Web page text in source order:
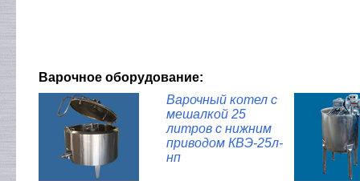
Варочное оборудование:
Варочный котел с
мешалкой 25
литров с нижним
приводом КВЭ-25л-
нп